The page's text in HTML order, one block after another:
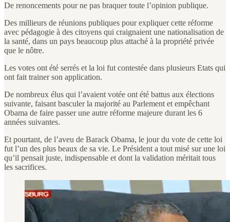
De renoncements pour ne pas braquer toute l’opinion publique.
Des millieurs de réunions publiques pour expliquer cette réforme
avec pédagogie à des citoyens qui craignaient une nationalisation de
la santé, dans un pays beaucoup plus attaché à la propriété privée
que le nôtre.
Les votes ont été serrés et la loi fut contestée dans plusieurs Etats qui
ont fait trainer son application.
De nombreux élus qui l’avaient votée ont été battus aux élections
suivante, faisant basculer la majorité au Parlement et empêchant
Obama de faire passer une autre réforme majeure durant les 6
années suivantes.
Et pourtant, de l’aveu de Barack Obama, le jour du vote de cette loi
fut l’un des plus beaux de sa vie. Le Président a tout misé sur une loi
qu’il pensait juste, indispensable et dont la validation méritait tous
les sacrifices.